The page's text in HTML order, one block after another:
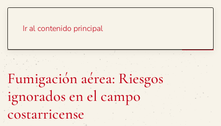
Ir al contenido principal
Fumigación aérea: Riesgos
ignorados en el campo
costarricense